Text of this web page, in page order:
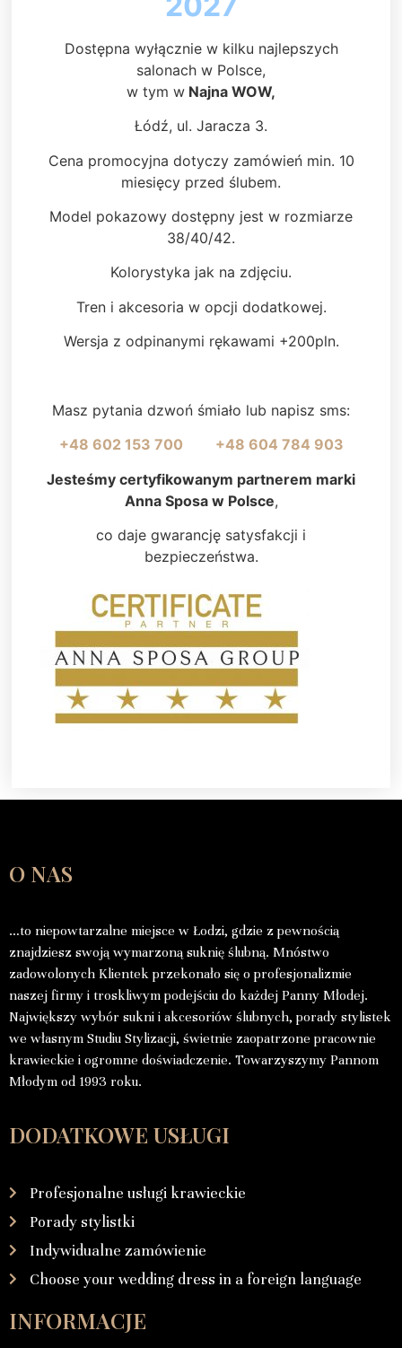
Dostępna wyłącznie w kilku najlepszych
salonach w Polsce,
w tym w Najna WOW,
Łódź, ul. Jaracza 3.
Cena promocyjna dotyczy zamówień min. 10
miesięcy przed ślubem.
Model pokazowy dostępny jest w rozmiarze
38/40/42.
Kolorystyka jak na zdjęciu.
Tren i akcesoria w opcji dodatkowej.
Wersja z odpinanymi rękawami +200pln.
Masz pytania dzwoń śmiało lub napisz sms:
+48 602 153 700
+48 604 784 903
Jesteśmy certyfikowanym partnerem marki
Anna Sposa w Polsce,
co daje gwarancję satysfakcji i
bezpieczeństwa.
O NAS
…to niepowtarzalne miejsce w Łodzi, gdzie z pewnością
znajdziesz swoją wymarzoną suknię ślubną. Mnóstwo
zadowolonych Klientek przekonało się o profesjonalizmie
naszej firmy i troskliwym podejściu do każdej Panny Młodej.
Największy wybór sukni i akcesoriów ślubnych, porady stylistek
we własnym Studiu Stylizacji, świetnie zaopatrzone pracownie
krawieckie i ogromne doświadczenie. Towarzyszymy Pannom
Młodym od 1993 roku.
DODATKOWE USŁUGI
Profesjonalne usługi krawieckie
Porady stylistki
Indywidualne zamówienie
Choose your wedding dress in a foreign language
INFORMACJE